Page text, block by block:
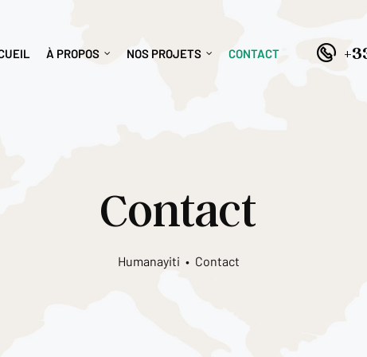
À PROPOS NOS PROJETS CONTACT
Contact
Humanayiti • Contact